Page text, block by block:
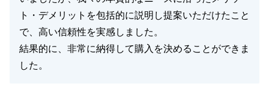
ト・デメリットを包括的に説明し提案いただけたこと
で、高い信頼性を実感しました。
結果的に、非常に納得して購入を決めることができま
した。